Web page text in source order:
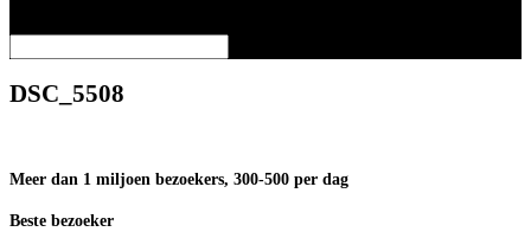
DSC_5508
Meer dan 1 miljoen bezoekers, 300-500 per dag
Beste bezoeker